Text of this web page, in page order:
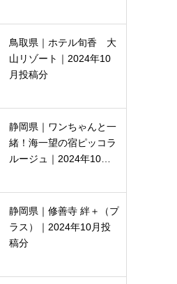
鳥取県｜ホテル旬香 大
山リゾート｜2024年10
月投稿分
静岡県｜ワンちゃんと一
緒！海一望の宿ピッコラ
ルージュ｜2024年10…
静岡県｜修善寺 絆＋（プ
ラス）｜2024年10月投
稿分